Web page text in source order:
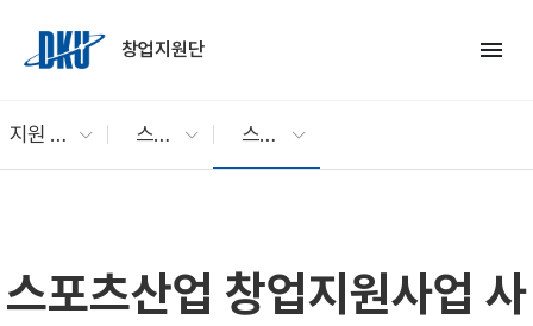
창업지원단
menu
지원 프로그램 스포츠산업 창업지원사업 스포츠산업 창업지원사업 사업소개
스포츠산업 창업지원사업 사